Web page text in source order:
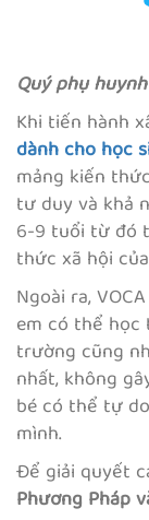
Quý phụ
Khi tiến hành
dành cho học
mảng kiến
tư duy và khả
6-9 tuổi từ đó
thức xã hội
Ngoài ra,
em có thể
trường cũng
nhất, không
bé có thể tự
mình.
Để giải quyết
Phương Pháp